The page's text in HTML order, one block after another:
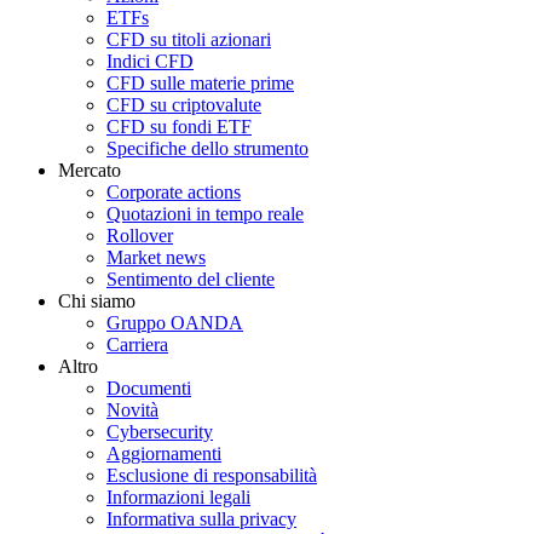
ETFs
CFD su titoli azionari
Indici CFD
CFD sulle materie prime
CFD su criptovalute
CFD su fondi ETF
Specifiche dello strumento
Mercato
Corporate actions
Quotazioni in tempo reale
Rollover
Market news
Sentimento del cliente
Chi siamo
Gruppo OANDA
Carriera
Altro
Documenti
Novità
Cybersecurity
Aggiornamenti
Esclusione di responsabilità
Informazioni legali
Informativa sulla privacy